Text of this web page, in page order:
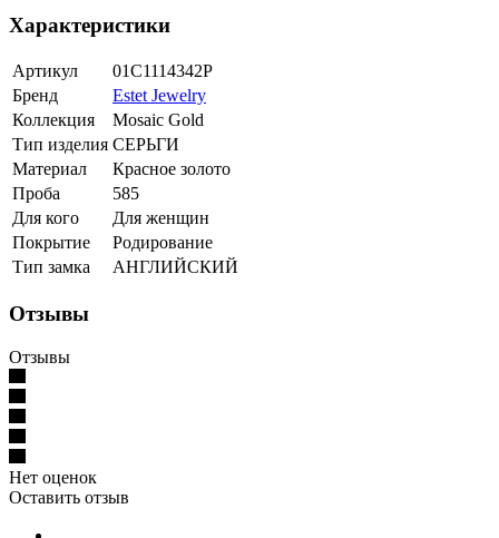
Характеристики
Артикул
01С1114342Р
Бренд
Estet Jewelry
Коллекция
Mosaic Gold
Тип изделия СЕРЬГИ
Материал
Красное золото
Проба
585
Для кого
Для женщин
Покрытие
Родирование
Тип замка
АНГЛИЙСКИЙ
Отзывы
Отзывы
Нет оценок
Оставить отзыв